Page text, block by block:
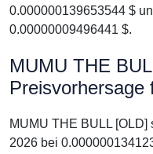
0.000000139653544 $
0.00000009496441 $.
MUMU THE
Preisvorhersage
MUMU THE BULL [OLD]
2026 bei